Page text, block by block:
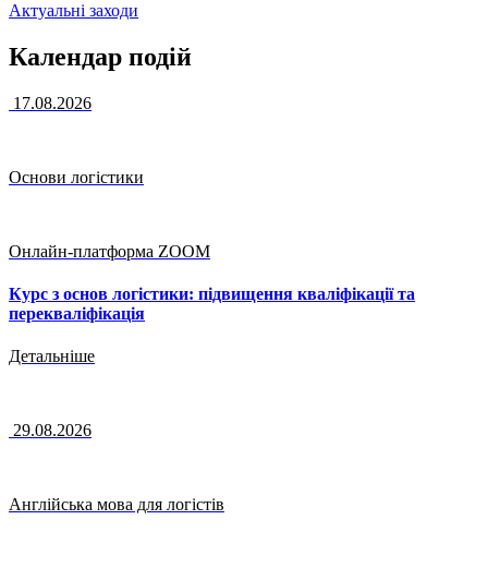
Актуальні заходи
Календар подій
17.08.2026
Основи логістики
Онлайн-платформа ZOOM
Курс з основ логістики: підвищення кваліфікації та
перекваліфікація
Детальніше
29.08.2026
Англійська мова для логістів